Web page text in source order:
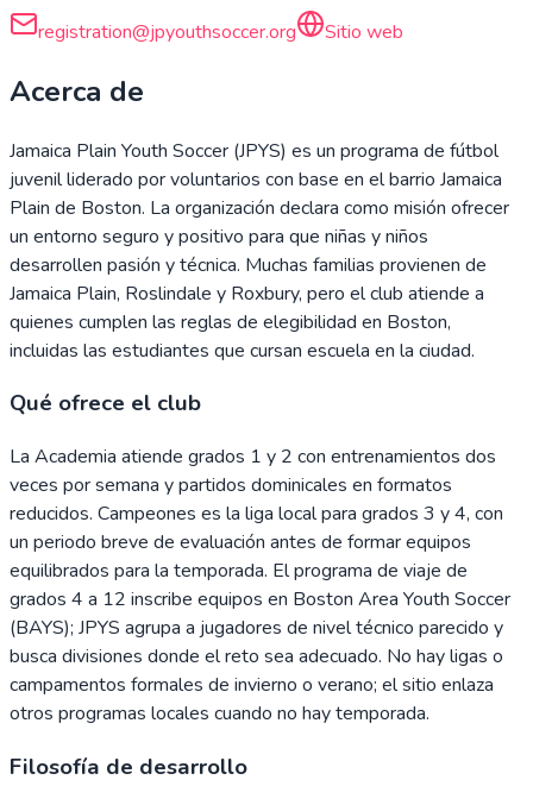
registration@jpyouthsoccer.org Sitio web
Acerca de
Jamaica Plain Youth Soccer (JPYS) es un programa de fútbol
juvenil liderado por voluntarios con base en el barrio Jamaica
Plain de Boston. La organización declara como misión ofrecer
un entorno seguro y positivo para que niñas y niños
desarrollen pasión y técnica. Muchas familias provienen de
Jamaica Plain, Roslindale y Roxbury, pero el club atiende a
quienes cumplen las reglas de elegibilidad en Boston,
incluidas las estudiantes que cursan escuela en la ciudad.
Qué ofrece el club
La Academia atiende grados 1 y 2 con entrenamientos dos
veces por semana y partidos dominicales en formatos
reducidos. Campeones es la liga local para grados 3 y 4, con
un periodo breve de evaluación antes de formar equipos
equilibrados para la temporada. El programa de viaje de
grados 4 a 12 inscribe equipos en Boston Area Youth Soccer
(BAYS); JPYS agrupa a jugadores de nivel técnico parecido y
busca divisiones donde el reto sea adecuado. No hay ligas o
campamentos formales de invierno o verano; el sitio enlaza
otros programas locales cuando no hay temporada.
Filosofía de desarrollo